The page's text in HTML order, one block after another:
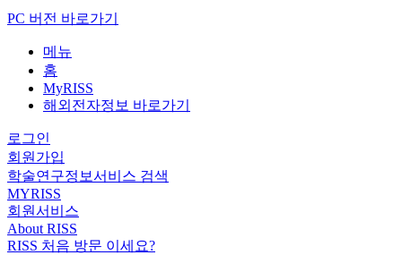
PC 버전 바로가기
메뉴
홈
MyRISS
해외전자정보 바로가기
로그인
회원가입
학술연구정보서비스 검색
MYRISS
회원서비스
About RISS
RISS 처음 방문 이세요?